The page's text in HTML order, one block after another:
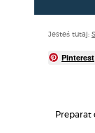
Jesteś tutaj:
Pinterest
Preparat